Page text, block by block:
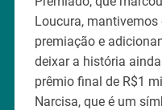
Loucura,
premiação e
deixar a história
prêmio final de R$1
Narcisa, que é um